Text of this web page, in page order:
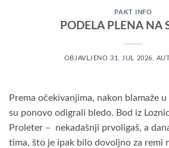
PAKT INFO
PODELA PLENA NA
OBJAVLJENO31. JUL 2026.
Prema očekivanjima, nakon blamaže
su ponovo odigrali bledo. Bod iz
Proleter – nekadašnji prvoligaš, a
tima, što je ipak bilo dovoljno za remi